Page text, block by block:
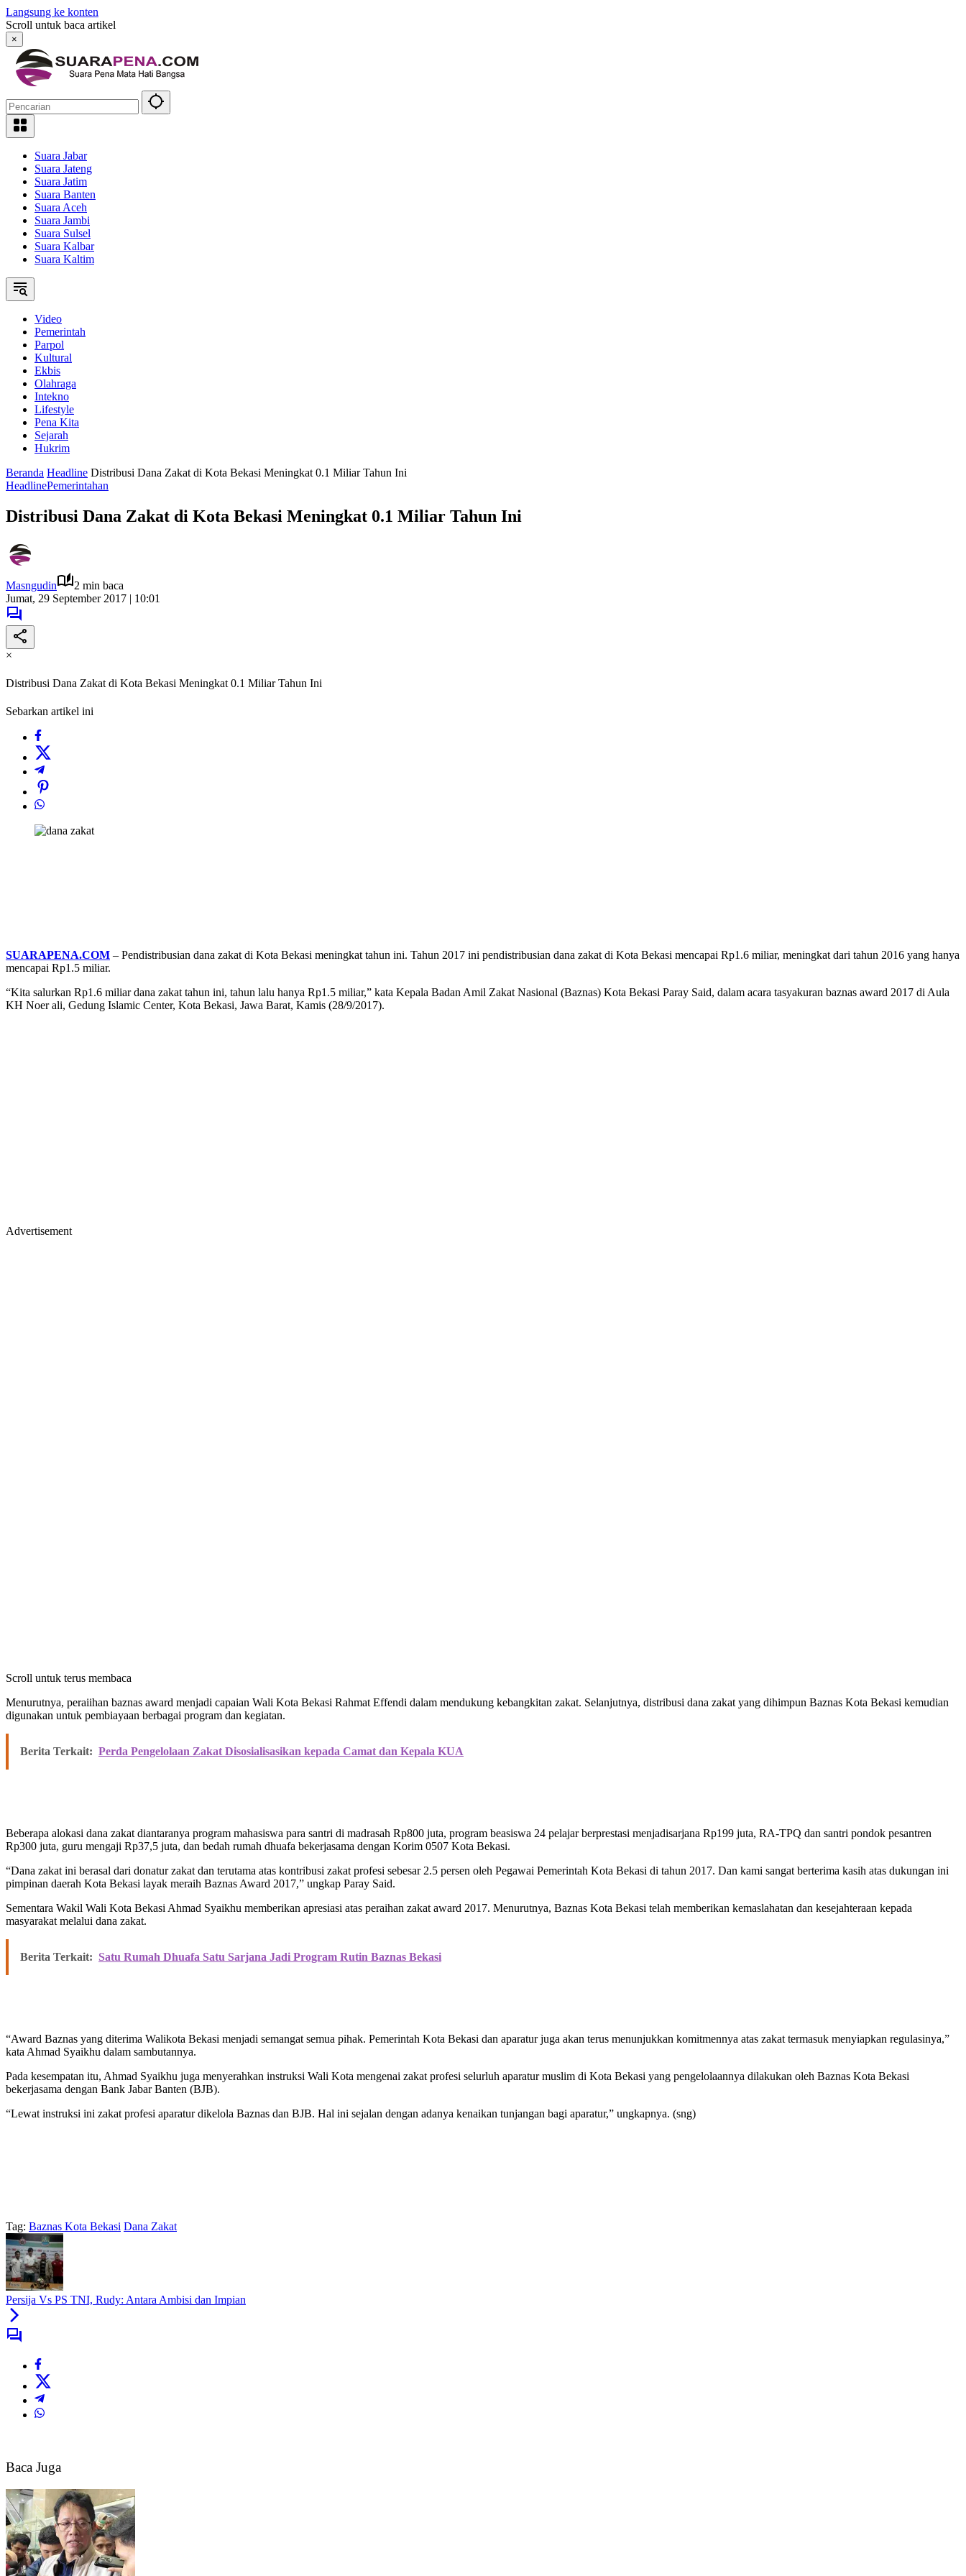
Langsung ke konten
Scroll untuk baca artikel
×
Suara Jabar
Suara Jateng
Suara Jatim
Suara Banten
Suara Aceh
Suara Jambi
Suara Sulsel
Suara Kalbar
Suara Kaltim
Video
Pemerintah
Parpol
Kultural
Ekbis
Olahraga
Intekno
Lifestyle
Pena Kita
Sejarah
Hukrim
Beranda Headline Distribusi Dana Zakat di Kota Bekasi Meningkat 0.1 Miliar Tahun Ini
HeadlinePemerintahan
Distribusi Dana Zakat di Kota Bekasi Meningkat 0.1 Miliar Tahun Ini
Masngudin
2 min baca
Jumat, 29 September 2017 | 10:01
×
Distribusi Dana Zakat di Kota Bekasi Meningkat 0.1 Miliar Tahun Ini
Sebarkan artikel ini
SUARAPENA.COM – Pendistribusian dana zakat di Kota Bekasi meningkat tahun ini. Tahun 2017 ini pendistribusian dana zakat di Kota Bekasi mencapai Rp1.6 miliar, meningkat dari tahun 2016 yang hanya
mencapai Rp1.5 miliar.
“Kita salurkan Rp1.6 miliar dana zakat tahun ini, tahun lalu hanya Rp1.5 miliar,” kata Kepala Badan Amil Zakat Nasional (Baznas) Kota Bekasi Paray Said, dalam acara tasyakuran baznas award 2017 di Aula
KH Noer ali, Gedung Islamic Center, Kota Bekasi, Jawa Barat, Kamis (28/9/2017).
Advertisement
Scroll untuk terus membaca
Menurutnya, peraiihan baznas award menjadi capaian Wali Kota Bekasi Rahmat Effendi dalam mendukung kebangkitan zakat. Selanjutnya, distribusi dana zakat yang dihimpun Baznas Kota Bekasi kemudian
digunakan untuk pembiayaan berbagai program dan kegiatan.
Berita Terkait: Perda Pengelolaan Zakat Disosialisasikan kepada Camat dan Kepala KUA
Beberapa alokasi dana zakat diantaranya program mahasiswa para santri di madrasah Rp800 juta, program beasiswa 24 pelajar berprestasi menjadisarjana Rp199 juta, RA-TPQ dan santri pondok pesantren
Rp300 juta, guru mengaji Rp37,5 juta, dan bedah rumah dhuafa bekerjasama dengan Korim 0507 Kota Bekasi.
“Dana zakat ini berasal dari donatur zakat dan terutama atas kontribusi zakat profesi sebesar 2.5 persen oleh Pegawai Pemerintah Kota Bekasi di tahun 2017. Dan kami sangat berterima kasih atas dukungan ini
pimpinan daerah Kota Bekasi layak meraih Baznas Award 2017,” ungkap Paray Said.
Sementara Wakil Wali Kota Bekasi Ahmad Syaikhu memberikan apresiasi atas peraihan zakat award 2017. Menurutnya, Baznas Kota Bekasi telah memberikan kemaslahatan dan kesejahteraan kepada
masyarakat melalui dana zakat.
Berita Terkait: Satu Rumah Dhuafa Satu Sarjana Jadi Program Rutin Baznas Bekasi
“Award Baznas yang diterima Walikota Bekasi menjadi semangat semua pihak. Pemerintah Kota Bekasi dan aparatur juga akan terus menunjukkan komitmennya atas zakat termasuk menyiapkan regulasinya,”
kata Ahmad Syaikhu dalam sambutannya.
Pada kesempatan itu, Ahmad Syaikhu juga menyerahkan instruksi Wali Kota mengenai zakat profesi selurluh aparatur muslim di Kota Bekasi yang pengelolaannya dilakukan oleh Baznas Kota Bekasi
bekerjasama dengan Bank Jabar Banten (BJB).
“Lewat instruksi ini zakat profesi aparatur dikelola Baznas dan BJB. Hal ini sejalan dengan adanya kenaikan tunjangan bagi aparatur,” ungkapnya. (sng)
Tag: Baznas Kota Bekasi Dana Zakat
Persija Vs PS TNI, Rudy: Antara Ambisi dan Impian
Baca Juga